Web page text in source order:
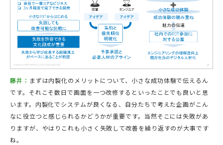
藤井： まずは内製化のメリットについて、小さな成功体験で伝えるん
です。それこそ数日で画面を一つ改修するといったことでも良いと思
います。内製化でシステムが良くなる、自分たちで考えた企画がこん
なに役立つと感じられるかどうかが重要です。当然そこには失敗があ
りますが、やはりこれも小さく失敗して改善を繰り返すのが大事です
ね。